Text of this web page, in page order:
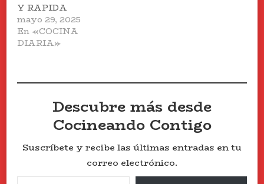
Y RAPIDA
mayo 29, 2025
En «COCINA
DIARIA»
Descubre más desde
Cocineando Contigo
Suscríbete y recibe las últimas entradas en tu
correo electrónico.
Escribe tu correo electrónico…